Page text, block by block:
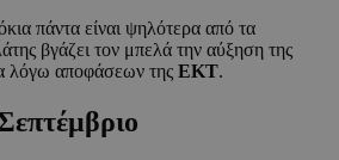
πάντα είναι ψηλότερα από τα
βγάζει τον μπελά την αύξηση της
λόγω αποφάσεων της ΕΚΤ.